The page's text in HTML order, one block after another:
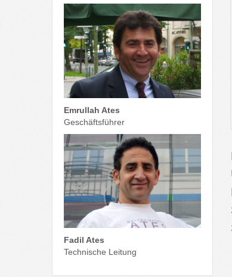
Emrullah Ates
Geschäftsführer
Fadil Ates
Technische Leitung